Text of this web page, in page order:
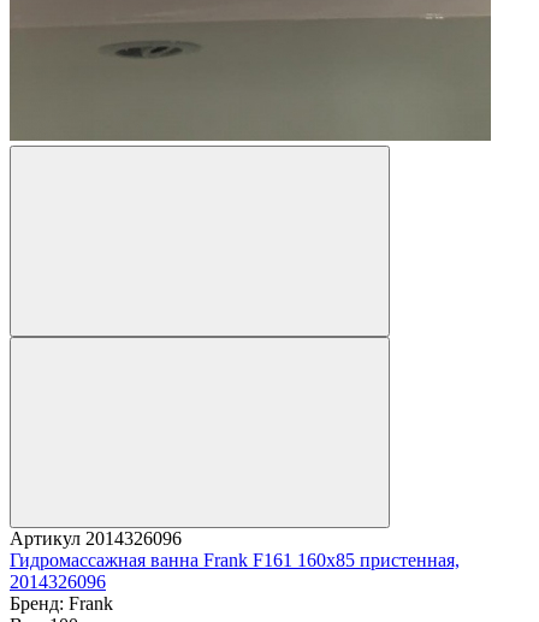
Артикул 2014326096
Гидромассажная ванна Frank F161 160x85 пристенная,
2014326096
Бренд: Frank